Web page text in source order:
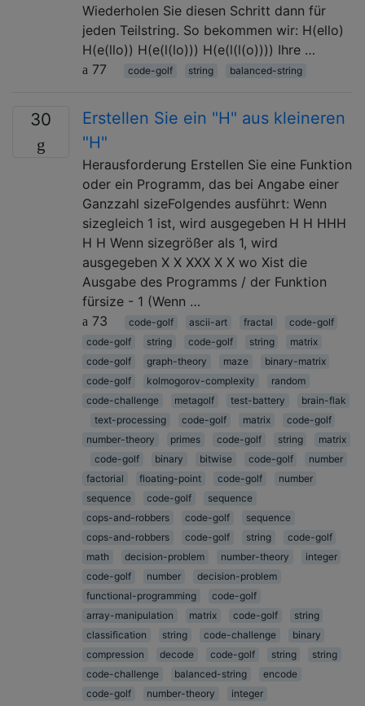
Wiederholen Sie diesen Schritt dann für
jeden Teilstring. So bekommen wir: H(ello)
H(e(llo)) H(e(l(lo))) H(e(l(l(o)))) Ihre …
77
code-golf string balanced-string
30
Erstellen Sie ein "H" aus kleineren
"H"
Herausforderung Erstellen Sie eine Funktion
oder ein Programm, das bei Angabe einer
Ganzzahl sizeFolgendes ausführt: Wenn
sizegleich 1 ist, wird ausgegeben H H HHH
H H Wenn sizegrößer als 1, wird
ausgegeben X X XXX X X wo Xist die
Ausgabe des Programms / der Funktion
fürsize - 1 (Wenn …
73
code-golf ascii-art fractal
code-golf
code-golf
string code-golf string
matrix
code-golf
graph-theory maze
binary-matrix
code-golf
kolmogorov-complexity
random
code-challenge
metagolf test-battery
brain-flak
text-processing
code-golf matrix
code-golf
number-theory
primes code-golf string
matrix
code-golf
binary bitwise code-golf
number
factorial
floating-point code-golf
number
sequence
code-golf
sequence
cops-and-robbers
code-golf
sequence
cops-and-robbers
code-golf string
code-golf
math
decision-problem number-theory
integer
code-golf
number
decision-problem
functional-programming
code-golf
array-manipulation
matrix code-golf
string
classification
string code-challenge
binary
compression
decode code-golf string
string
code-challenge
balanced-string
encode
code-golf
number-theory
integer